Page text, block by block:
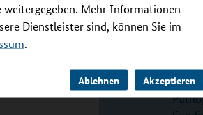
Mehr Informationen
Dienstleister sind, können Sie im
.
Ablehnen Akzeptieren